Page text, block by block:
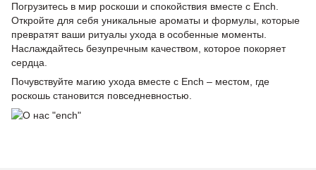
Погрузитесь в мир роскоши и спокойствия вместе с Ench.
Откройте для себя уникальные ароматы и формулы, которые
превратят ваши ритуалы ухода в особенные моменты.
Наслаждайтесь безупречным качеством, которое покоряет
сердца.
Почувствуйте магию ухода вместе с Ench – местом, где
роскошь становится повседневностью.